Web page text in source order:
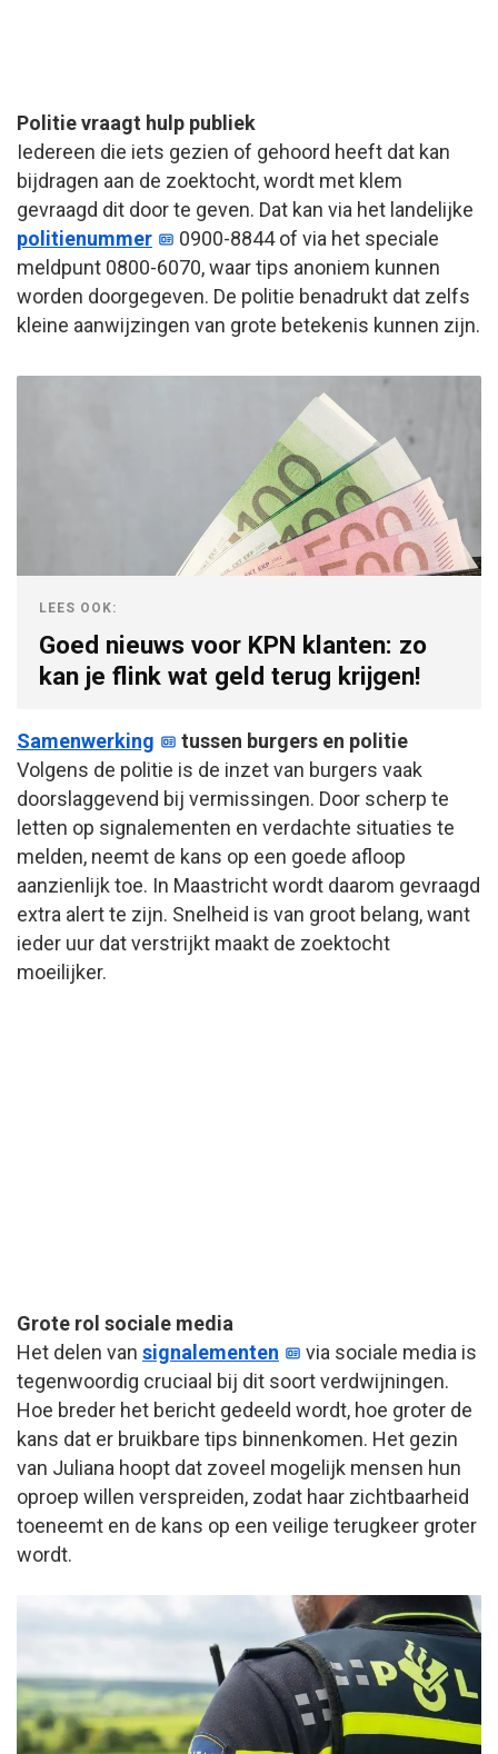
Politie vraagt hulp publiek
Iedereen die iets gezien of gehoord heeft dat kan
bijdragen aan de zoektocht, wordt met klem
gevraagd dit door te geven. Dat kan via het landelijke
politienummer
0900-8844 of via het speciale
meldpunt 0800-6070, waar tips anoniem kunnen
worden doorgegeven. De politie benadrukt dat zelfs
kleine aanwijzingen van grote betekenis kunnen zijn.
LEES OOK:
Goed nieuws voor KPN klanten: zo
kan je flink wat geld terug krijgen!
Samenwerking
tussen burgers en politie
Volgens de politie is de inzet van burgers vaak
doorslaggevend bij vermissingen. Door scherp te
letten op signalementen en verdachte situaties te
melden, neemt de kans op een goede afloop
aanzienlijk toe. In Maastricht wordt daarom gevraagd
extra alert te zijn. Snelheid is van groot belang, want
ieder uur dat verstrijkt maakt de zoektocht
moeilijker.
Grote rol sociale media
Het delen van signalementen
via sociale media is
tegenwoordig cruciaal bij dit soort verdwijningen.
Hoe breder het bericht gedeeld wordt, hoe groter de
kans dat er bruikbare tips binnenkomen. Het gezin
van Juliana hoopt dat zoveel mogelijk mensen hun
oproep willen verspreiden, zodat haar zichtbaarheid
toeneemt en de kans op een veilige terugkeer groter
wordt.